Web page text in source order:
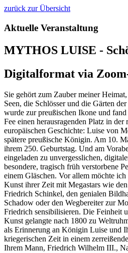
zurück zur Übersicht
Aktuelle Veranstaltung
MYTHOS LUISE -
Digitalformat via
Sie gehört zum Zauber meiner
Seen, die Schlösser und die Gärten
wurde zur preußischen Ikone und
Fee einen herausragenden Platz in der
europäischen Geschichte: Luise von
spätere preußische Königin. Am 10.
ihrem 250. Geburtstag. Und am
eingeladen zu unvergesslichen,
besondere, tragisch früh verstorbene
einem Gläschen. Vor allem möchte
Kunst ihrer Zeit mit Megastars wie
Friedrich Schinkel, den genialen
Schadow oder den Wegbereiter zur
Friedrich sensibilisieren. Die Feinheit
Kunst gelangte nach 1800 zu
als Erinnerung an Königin Luise und
kriegerischen Zeit in einem
Ihrem Mann, Friedrich Wilhelm III.,